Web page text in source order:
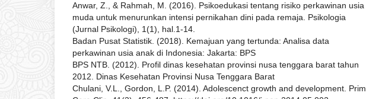
Anwar, Z., & Rahmah, M. (2016). Psikoedukasi tentang risiko perkawinan usia
muda untuk menurunkan intensi pernikahan dini pada remaja. Psikologia
(Jurnal Psikologi), 1(1), hal.1-14.
Badan Pusat Statistik. (2018). Kemajuan yang tertunda: Analisa data
perkawinan usia anak di Indonesia: Jakarta: BPS
BPS NTB. (2012). Profil dinas kesehatan provinsi nusa tenggara barat tahun
2012. Dinas Kesehatan Provinsi Nusa Tenggara Barat
Chulani, V.L., Gordon, L.P. (2014). Adolescenct growth and development. Prim